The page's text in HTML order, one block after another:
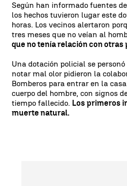
Según han informado fuentes
los hechos tuvieron lugar este
horas. Los vecinos alertaron
tres meses que no veían al
que no tenía relación con otras
Una dotación policial se
notar mal olor pidieron la
Bomberos para entrar en la
cuerpo del hombre, con signos
tiempo fallecido. Los primeros
muerte natural.